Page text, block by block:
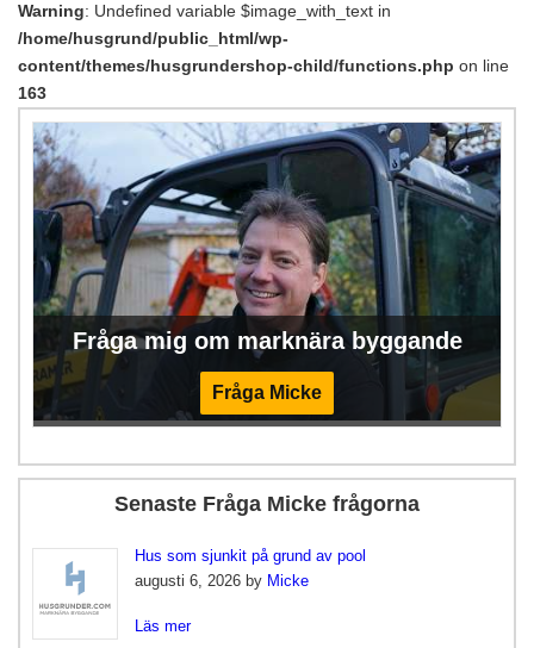
Warning: Undefined variable $image_with_text in
/home/husgrund/public_html/wp-
content/themes/husgrundershop-child/functions.php on line
163
Fråga mig om marknära byggande
Fråga Micke
Senaste Fråga Micke frågorna
Hus som sjunkit på grund av pool
augusti 6, 2026 by Micke
Läs mer